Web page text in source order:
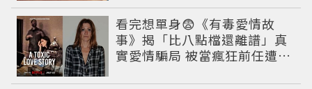
看完想單身😨《有毒愛情故
事》揭「比八點檔還離譜」真
實愛情騙局 被當瘋狂前任遭捕